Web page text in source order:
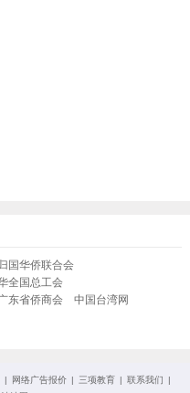
国华侨联合会
全国总工会
东省侨商会
中国台湾网
| 网络广告报价 | 三项教育 | 联系我们
|